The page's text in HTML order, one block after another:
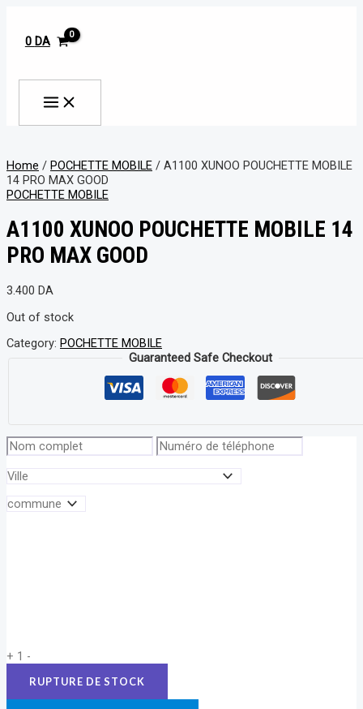
contenu
0 DA
Home / POCHETTE MOBILE / A1100 XUNOO POUCHETTE MOBILE
14 PRO MAX GOOD
POCHETTE MOBILE
A1100 XUNOO POUCHETTE MOBILE 14
PRO MAX GOOD
3.400 DA
Out of stock
Category: POCHETTE MOBILE
Guaranteed Safe Checkout
+ 1 -